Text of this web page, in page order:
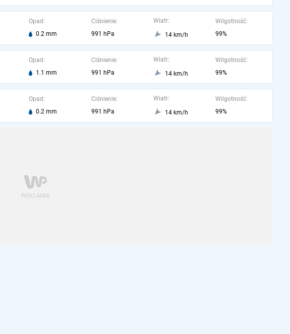
Opad:
0.2 mm
Ciśnienie:
991 hPa
Wiatr:
14 km/h
Wilgotność:
99%
Opad:
1.1 mm
Ciśnienie:
991 hPa
Wiatr:
14 km/h
Wilgotność:
99%
Opad:
0.2 mm
Ciśnienie:
991 hPa
Wiatr:
14 km/h
Wilgotność:
99%